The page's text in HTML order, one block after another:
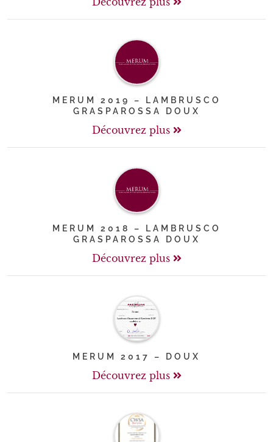
MERUM 2019 – LAMBRUSCO
GRASPAROSSA DOUX
Découvrez plus
MERUM 2018 – LAMBRUSCO
GRASPAROSSA DOUX
Découvrez plus
MERUM 2017 – DOUX
Découvrez plus